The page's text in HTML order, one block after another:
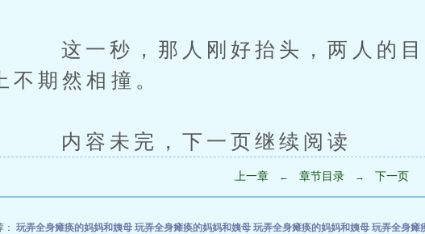
这一秒，那人刚好抬头，两人的目
上不期然相撞。
内容未完，下一页继续阅读
上一章 ← 章节目录 → 下一页
玩弄全身瘫痪的妈妈和姨母 玩弄全身瘫痪的妈妈和姨母 玩弄全身瘫痪的妈妈和姨母 玩弄全身瘫